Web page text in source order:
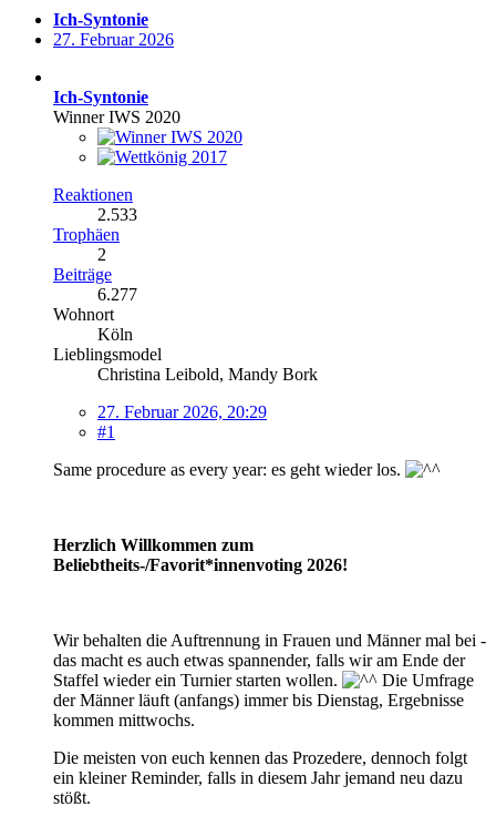
Ich-Syntonie
27. Februar 2026
Ich-Syntonie
Winner IWS 2020
Reaktionen
2.533
Trophäen
2
Beiträge
6.277
Wohnort
Köln
Lieblingsmodel
Christina Leibold, Mandy Bork
27. Februar 2026, 20:29
#1
Same procedure as every year: es geht wieder los.
Herzlich Willkommen zum
Beliebtheits-/Favorit*innenvoting 2026!
Wir behalten die Auftrennung in Frauen und Männer mal bei -
das macht es auch etwas spannender, falls wir am Ende der
Staffel wieder ein Turnier starten wollen.
Die Umfrage
der Männer läuft (anfangs) immer bis Dienstag, Ergebnisse
kommen mittwochs.
Die meisten von euch kennen das Prozedere, dennoch folgt
ein kleiner Reminder, falls in diesem Jahr jemand neu dazu
stößt.